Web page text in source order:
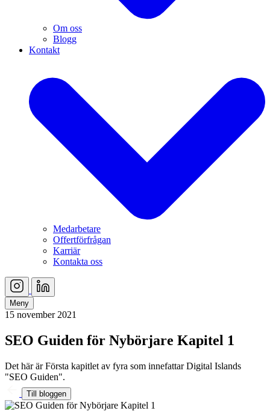
Om oss
Blogg
Kontakt
Medarbetare
Offertförfrågan
Karriär
Kontakta oss
Meny
15 november 2021
SEO Guiden för Nybörjare Kapitel 1
Det här är Första kapitlet av fyra som innefattar Digital Islands
"SEO Guiden".
Till bloggen